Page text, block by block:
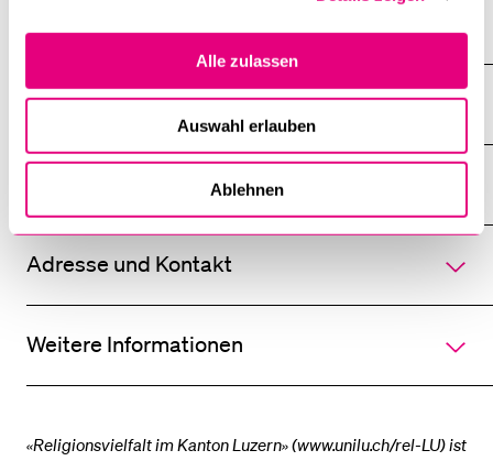
Alle zulassen
Auswahl erlauben
Ablehnen
Alle anzeigen
Sektionen
des
Details
Adresse und Kontakt
Weitere Informationen
«Religionsvielfalt im Kanton Luzern» (www.unilu.ch/rel-LU) ist